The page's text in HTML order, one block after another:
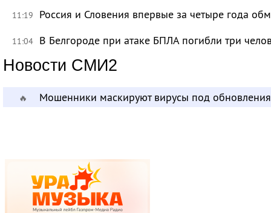
11:19 Россия и Словения впервые за четыре года
11:04 В Белгороде при атаке БПЛА погибли три
Новости СМИ2
🔥 Мошенники маскируют вирусы под